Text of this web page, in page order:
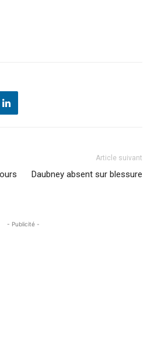
Article suivant
Daubney absent sur blessure
- Publicité -